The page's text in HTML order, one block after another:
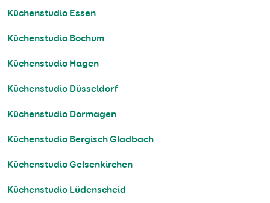
Küchenstudio Essen
Küchenstudio Bochum
Küchenstudio Hagen
Küchenstudio Düsseldorf
Küchenstudio Dormagen
Küchenstudio Bergisch Gladbach
Küchenstudio Gelsenkirchen
Küchenstudio Lüdenscheid